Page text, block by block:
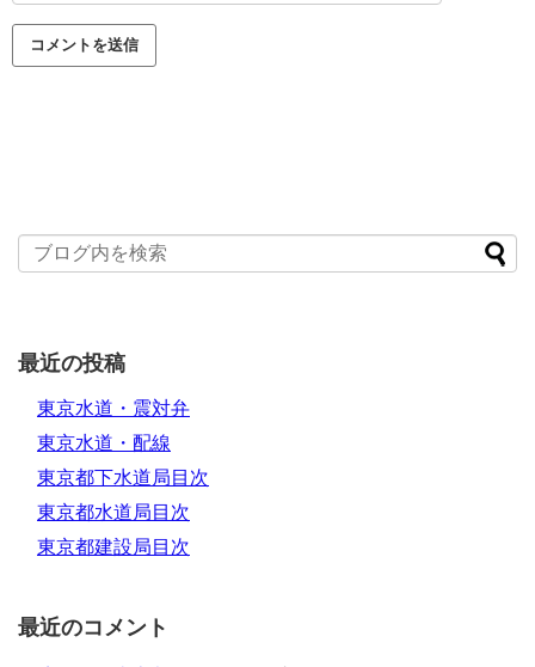
最近の投稿
東京水道・震対弁
東京水道・配線
東京都下水道局目次
東京都水道局目次
東京都建設局目次
最近のコメント